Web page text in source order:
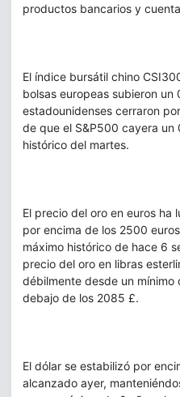
productos bancarios y
El índice bursátil chino
bolsas europeas subieron un
estadounidenses cerraron
de que el S&P500 cayera un
histórico del martes.
El precio del oro en euros ha
por encima de los 2500
máximo histórico de hace 6
precio del oro en libras
débilmente desde un mínimo
debajo de los 2085 £.
El dólar se estabilizó por
alcanzado ayer,